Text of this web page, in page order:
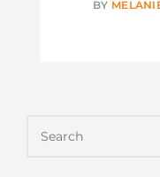
BY